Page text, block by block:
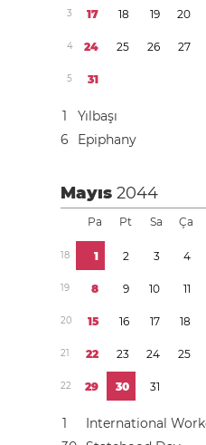
3 17 18 19 20
4 24 25 26 27
5 31
1
Yılbaşı
6
Epiphany
Mayıs2044
Pa Pt Sa Ça
18 1 2 3 4
19 8 9 10 11
20 15 16 17 18
21 22 23 24 25
22 29 30 31
1
International